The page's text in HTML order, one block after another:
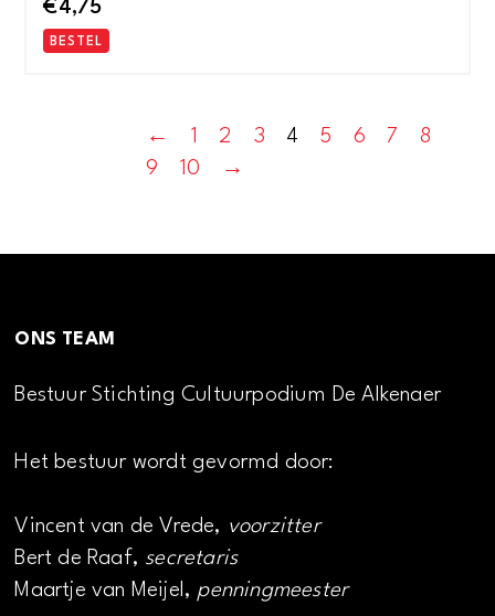
€4,75
BESTEL
← 1 2 3 4 5 6 7
8
9
10 →
ONS TEAM
Bestuur Stichting Cultuurpodium De Alkenaer
Het bestuur wordt gevormd door:
Vincent van de Vrede, voorzitter
Bert de Raaf, secretaris
Maartje van Meijel, penningmeester